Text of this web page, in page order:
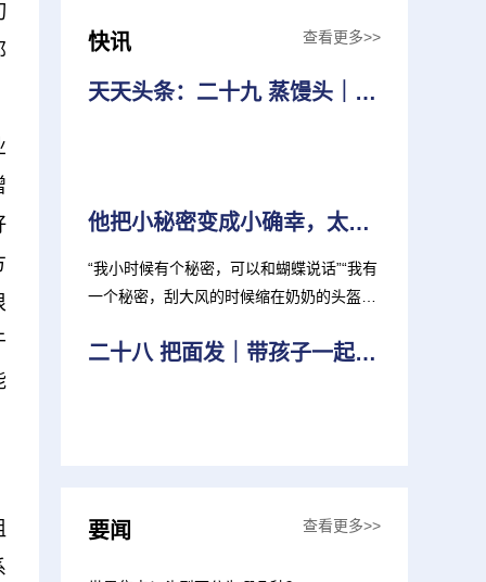
快讯 查看更多>>
天天头条：二十九 蒸馒头｜带孩子一起知年俗
他把小秘密变成小确幸，太治愈啦！
“我小时候有个秘密，可以和蝴蝶说话”“我有
一个秘密，刮大风的时候缩在奶奶的头盔后
二十八 把面发｜带孩子一起知年俗
要闻 查看更多>>